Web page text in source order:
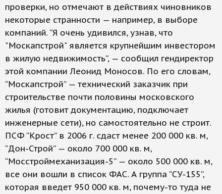
проверки, но отмечают в действиях чиновников
некоторые странности — например, в выборе
компаний. “Я очень удивился, узнав, что
"Москапстрой" является крупнейшим инвестором
в жилую недвижимость”, — сообщил гендиректор
этой компании Леонид Моносов. По его словам,
“Москапстрой” — технический заказчик при
строительстве почти половины московского
жилья (готовит документацию, подключает
инженерные сети), но самостоятельно не строит.
ПСФ “Крост” в 2006 г. сдаст менее 200 000 кв. м,
“Дон-Строй” — около 700 000 кв. м,
“Мосстроймеханизация-5” — около 500 000 кв. м,
все они вошли в список ФАС. А группа “СУ-155”,
которая введет 950 000 кв. м, почему-то туда не